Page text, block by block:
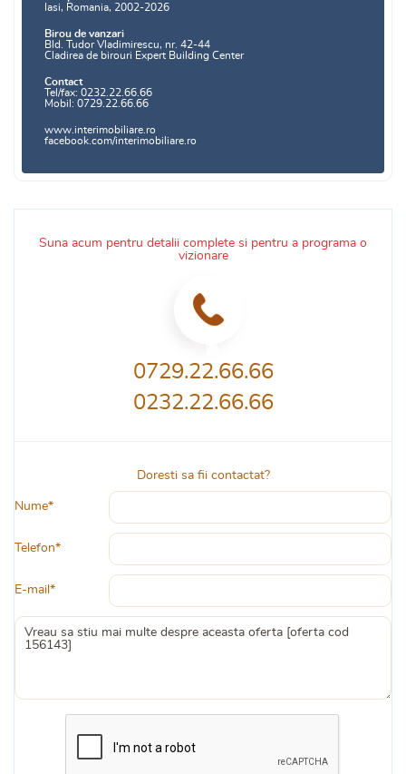
Suna acum pentru detalii complete si pentru a programa o
vizionare
0729.22.66.66
0232.22.66.66
Doresti sa fii contactat?
Nume*
Telefon*
E-mail*
Iasi, Romania, 2002-2026
Birou de vanzari
Bld. Tudor Vladimirescu, nr. 42-44
Cladirea de birouri Expert Building Center
Contact
Tel/fax: 0232.22.66.66
Mobil: 0729.22.66.66
www.interimobiliare.ro
facebook.com/interimobiliare.ro